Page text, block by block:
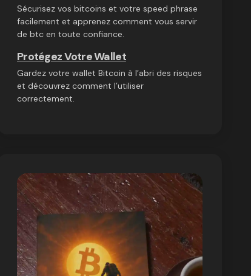
Sécurisez vos bitcoins et votre speed phrase
facilement et apprenez comment vous servir
de btc en toute confiance.
Protégez Votre Wallet
Gardez votre wallet Bitcoin à l’abri des risques
et découvrez comment l’utiliser
correctement.